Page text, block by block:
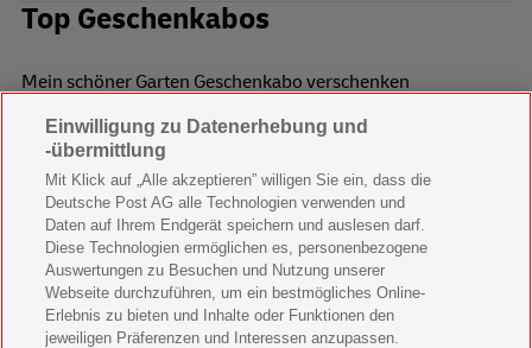
Top Geschenkabos
Mein schöner Garten Geschenkabo verschenken
Wohnen & Garten Geschenkabo verschenken
Mein schönes Land Geschenkabo verschenken
Bild der Frau Geschenkabo verschenken
11 Freunde Geschenkabo verschenken
LEGO Ninjago Magazin Geschenkabo verschenken
Einwilligung zu Datenerhebung und
-übermittlung
Mit Klick auf „Alle akzeptieren” willigen Sie ein, dass die
Deutsche Post AG alle Technologien verwenden und
Daten auf Ihrem Endgerät speichern und auslesen darf.
Diese Technologien ermöglichen es, personenbezogene
Auswertungen zu Besuchen und Nutzung unserer
Webseite durchzuführen, um ein bestmögliches Online-
Erlebnis zu bieten und Inhalte oder Funktionen den
jeweiligen Präferenzen und Interessen anzupassen.